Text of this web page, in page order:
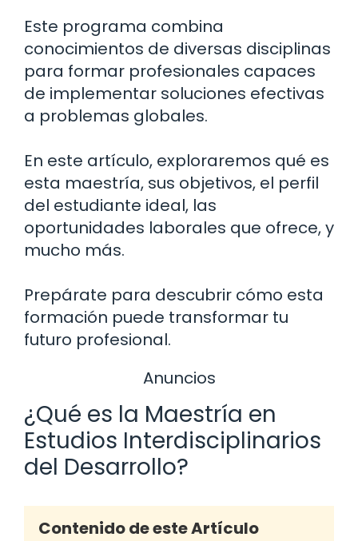
Este programa combina
conocimientos de diversas disciplinas
para formar profesionales capaces
de implementar soluciones efectivas
a problemas globales.
En este artículo, exploraremos qué es
esta maestría, sus objetivos, el perfil
del estudiante ideal, las
oportunidades laborales que ofrece, y
mucho más.
Prepárate para descubrir cómo esta
formación puede transformar tu
futuro profesional.
Anuncios
¿Qué es la Maestría en
Estudios Interdisciplinarios
del Desarrollo?
Contenido de este Artículo